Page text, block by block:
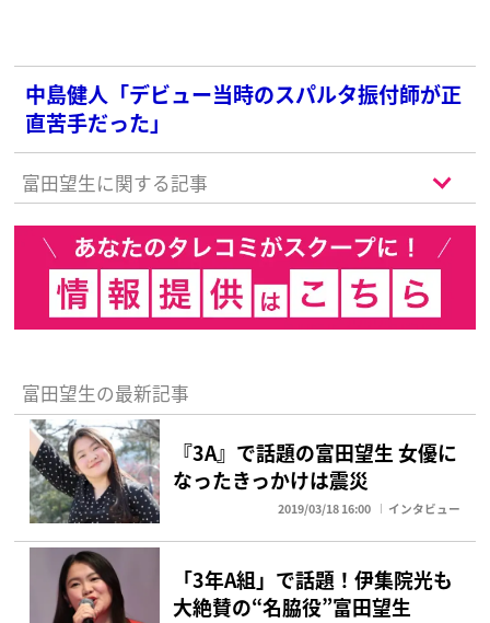
中島健人「デビュー当時のスパルタ振付師が正
直苦手だった」
富田望生に関する記事
富田望生の最新記事
『3A』で話題の富田望生 女優に
なったきっかけは震災
2019/03/18 16:00 インタビュー
「3年A組」で話題！伊集院光も
大絶賛の“名脇役”富田望生